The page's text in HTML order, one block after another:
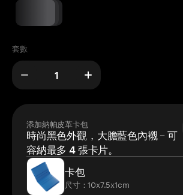
套數
添加納帕皮革卡包
時尚黑色外觀，大膽藍色內襯 – 可
容納最多 4 張卡片。
卡包
尺寸：10x7.5x1cm